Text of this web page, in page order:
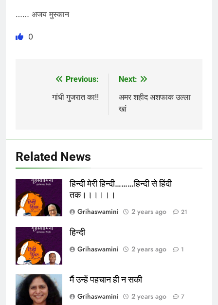
…… अजय मुस्कान
0
navigation
Previous:
गांधी गुजरात का!!
Next:
अमर शहीद अशफाक उल्ला
खां
Related News
हिन्दी मेरी हिन्दी………हिन्दी से हिंदी
तक।।।।।।
Grihaswamini
2 years ago 21
हिन्दी
Grihaswamini
2 years ago 1
मैं उन्हें पहचान ही न सकी
Grihaswamini
2 years ago 7